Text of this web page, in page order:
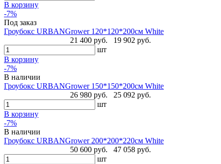
В корзину
-7%
Под заказ
Гроубокс URBANGrower 120*120*200см White
21 400 руб.
19 902 руб.
шт
В корзину
-7%
В наличии
Гроубокс URBANGrower 150*150*200см White
26 980 руб.
25 092 руб.
шт
В корзину
-7%
В наличии
Гроубокс URBANGrower 200*200*220см White
50 600 руб.
47 058 руб.
шт